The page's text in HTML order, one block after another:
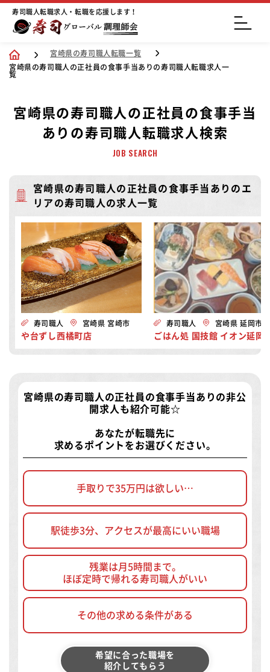
寿司職人転職求人・転職を応援します！
宮崎県の寿司職人転職一覧
宮崎県の寿司職人の正社員の食事手当ありの寿司職人転職求人一
覧
宮崎県の寿司職人の正社員の食事手当
ありの寿司職人転職求人検索
JOB SEARCH
宮崎県の寿司職人の正社員の食事手当ありのエ
リアの寿司職人の求人一覧
寿司職人 宮崎県 宮崎市
や台ずし西橘町店
寿司職人 宮崎県 延岡市
ごはん処 国技館 イオン延岡
宮崎県の寿司職人の正社員の食事手当ありの非公
開求人 も紹介可能☆
あなたが転職先に
求めるポイントをお選びください。
手取りで35万円は欲しい…
駅徒歩3分、アクセスが最高にいい職場
残業は月5時間まで。
ほぼ定時で帰れる寿司職人がいい
その他の求める条件がある
希望に合った職場を
紹介してもらう